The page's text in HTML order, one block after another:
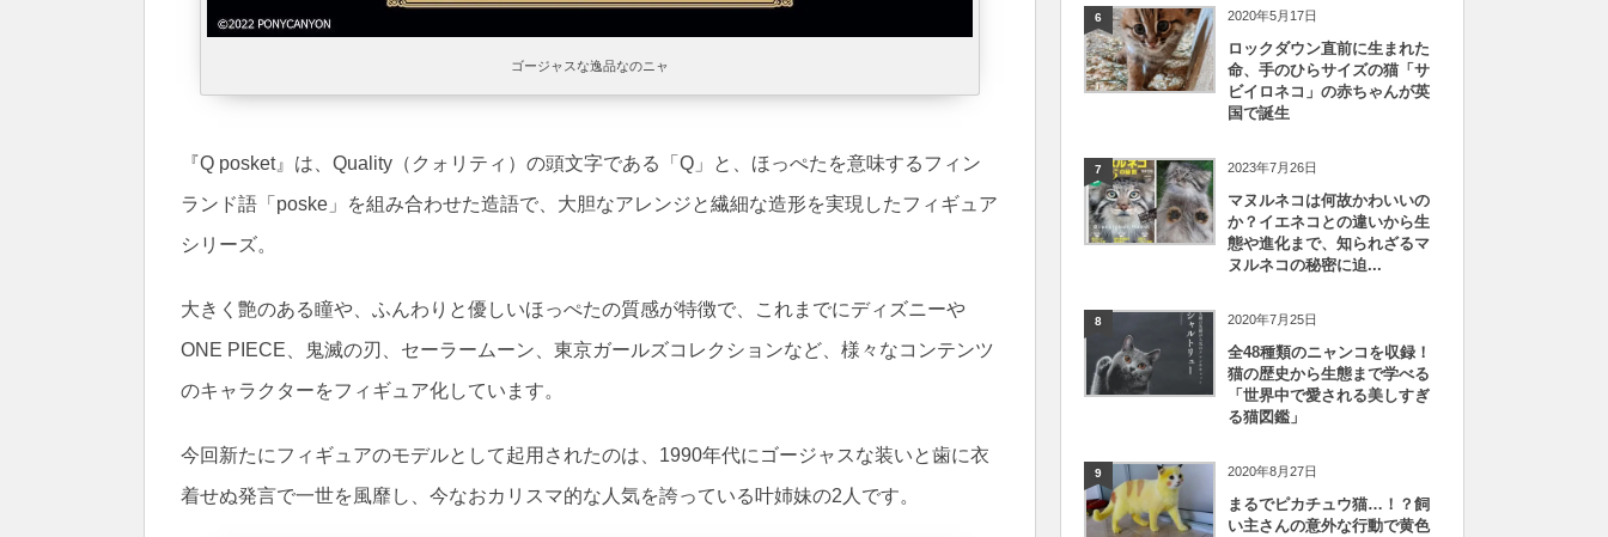
ゴージャスな逸品なのニャ
『Q posket』は、Quality（クォリティ）の頭文字である「Q」と、ほっぺたを意味するフィン
ランド語「poske」を組み合わせた造語で、大胆なアレンジと繊細な造形を実現したフィギュア
シリーズ。
大きく艶のある瞳や、ふんわりと優しいほっぺたの質感が特徴で、これまでにディズニーや
ONE PIECE、鬼滅の刃、セーラームーン、東京ガールズコレクションなど、様々なコンテンツ
のキャラクターをフィギュア化しています。
今回新たにフィギュアのモデルとして起用されたのは、1990年代にゴージャスな装いと歯に衣
着せぬ発言で一世を風靡し、今なおカリスマ的な人気を誇っている叶姉妹の2人です。
6 2020年5月17日
ロックダウン直前に生まれた
命、手のひらサイズの猫「サ
ビイロネコ」の赤ちゃんが英
国で誕生
7 2023年7月26日
マヌルネコは何故かわいいの
か？イエネコとの違いから生
態や進化まで、知られざるマ
ヌルネコの秘密に迫...
8 2020年7月25日
全48種類のニャンコを収録！
猫の歴史から生態まで学べる
「世界中で愛される美しすぎ
る猫図鑑」
9 2020年8月27日
まるでピカチュウ猫…！？飼
い主さんの意外な行動で黄色